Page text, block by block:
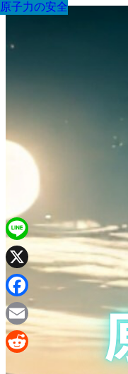
原子力の安全
原子力の安全
原子力の安全
原子力の安全
原子力の安全
原子力の安全
原子力の安全
原子力の安全
原子力の安全
Line
X
Facebook
Email